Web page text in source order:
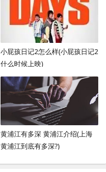
小屁孩日记2怎么样(小屁孩日记2
什么时候上映)
黄浦江有多深 黄浦江介绍(上海
黄浦江到底有多深?)